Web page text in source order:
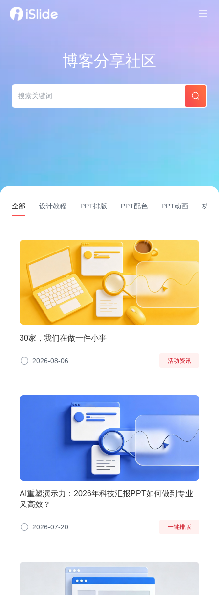
博客分享社区
全部 设计教程 PPT排版 PPT配色 PPT动画 功能
30家，我们在做一件小事
2026-08-06 活动资讯
AI重塑演示力：2026年科技汇报PPT如何做到专业
又高效？
2026-07-20 一键排版